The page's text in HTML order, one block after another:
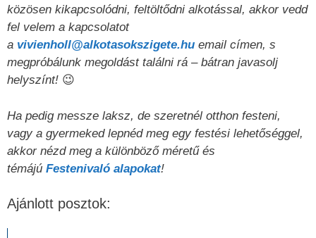
közösen kikapcsolódni, feltöltődni alkotással, akkor vedd
fel velem a kapcsolatot
a vivienholl@alkotasokszigete.hu email címen, s
megpróbálunk megoldást találni rá – bátran javasolj
helyszínt! 😉
Ha pedig messze laksz, de szeretnél otthon festeni,
vagy a gyermeked lepnéd meg egy festési lehetőséggel,
akkor nézd meg a különböző méretű és
témájú Festenivaló alapokat!
Ajánlott posztok: